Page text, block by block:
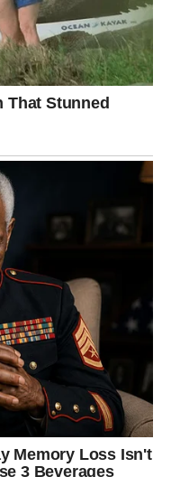
trenuci.
finansijska vijest.
dolazi na svoje